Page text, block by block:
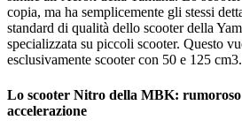
copia, ma ha semplicemente gli stessi
standard di qualità dello scooter della
specializzata su piccoli scooter. Questo
esclusivamente scooter con 50 e 125 cm3.
Lo scooter Nitro della MBK: rumoroso
accelerazione